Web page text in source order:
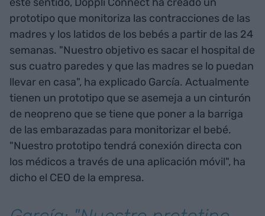
prototipo que monitoriza las contracciones de las
madres y los latidos de los bebés a partir de las 24
semanas. "Nuestro objetivo es sacar el hospital de
sus cuatro paredes y que las madres se lo puedan
llevar en casa", ha explicado García. Actualmente
tienen un prototipo que se asemeja a un cinturón
de neopreno que se tiene que poner a la barriga
de las embarazadas para monitorizar el bebé.
"Nuestro prototipo tendrá conexión directa con
los médicos a través de una aplicación móvil", ha
dicho el CEO de la empresa.